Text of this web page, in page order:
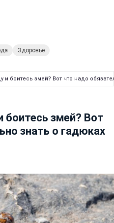
Здоровье
и боитесь змей? Вот что надо
боитесь змей? Вот
знать о гадюках